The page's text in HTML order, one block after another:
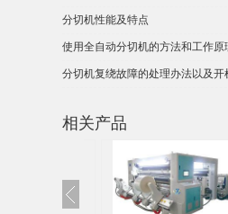
分切机性能及特点
使用全自动分切机的方法和工作原
分切机复绕故障的处理办法以及开
相关产品